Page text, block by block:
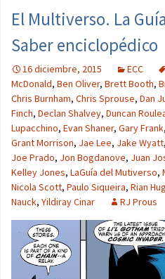
El Multiverso. La
Saber enciclopédico
16 diciembre, 2015 ECC
McDonald, Ben Oliver, Brett Booth,
Chris Burnham, Chris Sprouse, Dan
Finch, Declan Shalvey, Duncan
Lupacchino, Evan Shaner, Gary Frank,
Grant Morrison, Jae Lee, Jake Wyatt,
Joe Prado, Jon Bogdanove, Juan
Kelley Jones, LaGuía del Mutiverso,
Nicola Scott, Paulo Siqueira, Rian
Nauck, Yildiray Cinar RJ Prous